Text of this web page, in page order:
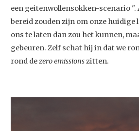
een geitenwollensokken-scenario ".
bereid zouden zijn om onze huidige
ons te laten dan zou het kunnen,
gebeuren. Zelf schat hij in dat we
rond dezero emissionszitten.